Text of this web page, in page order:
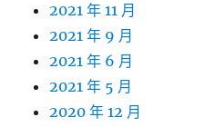
2021 年 11 月
2021 年 9 月
2021 年 6 月
2021 年 5 月
2020 年 12 月